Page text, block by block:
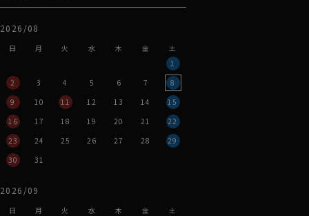
2026/08
日 月 火 水 木 金
土
1
2
3 4 5 6 7
8
9
10 11 12 13 14
15
16
17 18 19 20 21
22
23
24 25 26 27 28
29
30
31
2026/09
日 月 火 水 木 金 土